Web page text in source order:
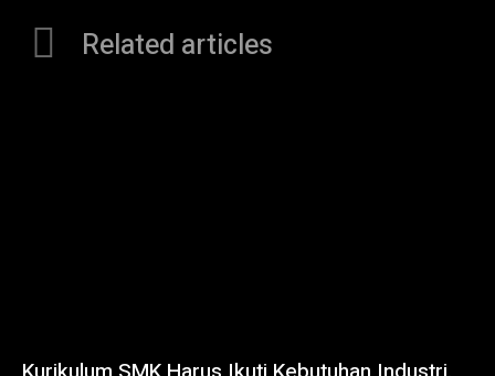
Related articles